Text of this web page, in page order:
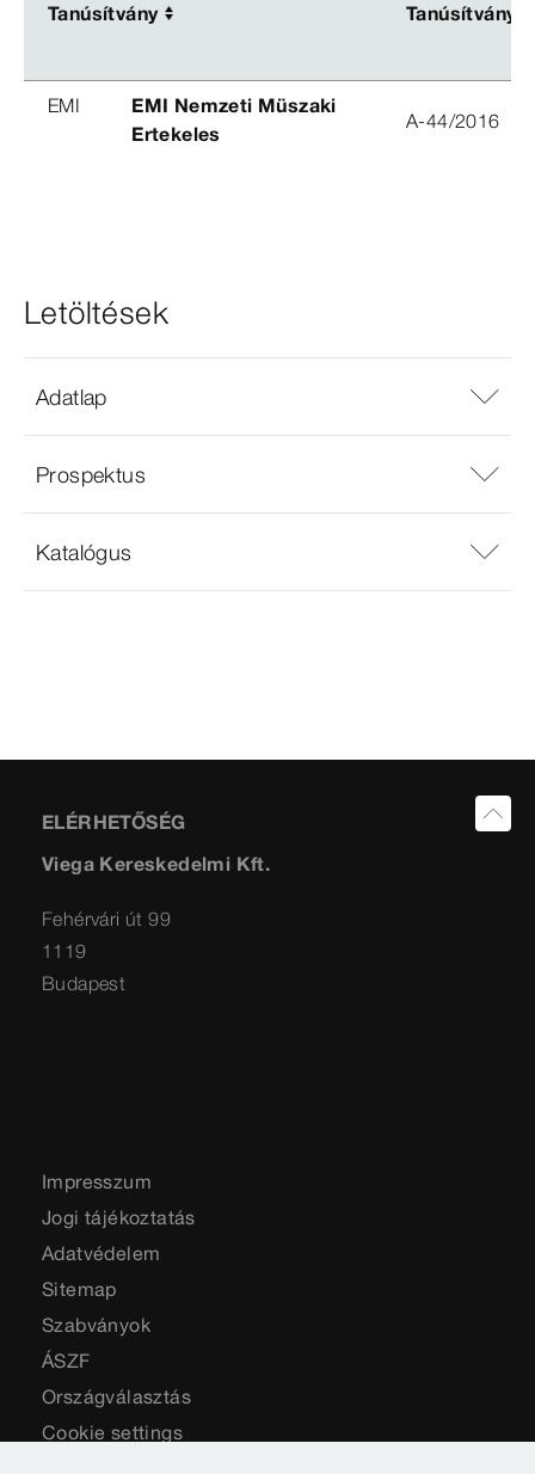
Tanúsítvány Tanúsítvány
Tanúsítvány Tanúsítvány
EMI
EMI Nemzeti Müszaki
Ertekeles
A-44/2016
Letöltések
Adatlap
Prospektus
Katalógus
ELÉRHETŐSÉG
Viega Kereskedelmi Kft.
Fehérvári út 99
1119
Budapest
Impresszum
Jogi tájékoztatás
Adatvédelem
Sitemap
Szabványok
ÁSZF
Országválasztás
Cookie settings